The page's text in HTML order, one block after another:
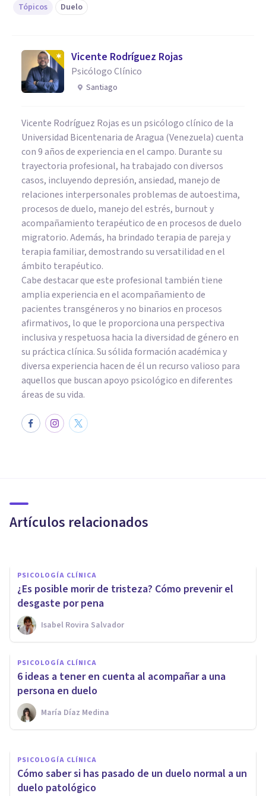
Tópicos Duelo
Vicente Rodríguez Rojas
Psicólogo Clínico
Santiago
Vicente Rodríguez Rojas es un psicólogo clínico de la
Universidad Bicentenaria de Aragua (Venezuela) cuenta
con 9 años de experiencia en el campo. Durante su
trayectoria profesional, ha trabajado con diversos
casos, incluyendo depresión, ansiedad, manejo de
relaciones interpersonales problemas de autoestima,
procesos de duelo, manejo del estrés, burnout y
acompañamiento terapéutico de en procesos de duelo
migratorio. Además, ha brindado terapia de pareja y
terapia familiar, demostrando su versatilidad en el
ámbito terapéutico.
Cabe destacar que este profesional también tiene
amplia experiencia en el acompañamiento de
pacientes transgéneros y no binarios en procesos
afirmativos, lo que le proporciona una perspectiva
inclusiva y respetuosa hacia la diversidad de género en
su práctica clínica. Su sólida formación académica y
diversa experiencia hacen de él un recurso valioso para
aquellos que buscan apoyo psicológico en diferentes
áreas de su vida.
Artículos relacionados
psicóloga
PSICOLOGÍA CLÍNICA
¿Es posible morir de tristeza? Cómo prevenir el
desgaste por pena
Isabel Rovira Salvador
PSICOLOGÍA CLÍNICA
6 ideas a tener en cuenta al acompañar a una
persona en duelo
María Díaz Medina
5 consejos para superar el
duelo por muerte perinatal
Ester Fernández
PSICOLOGÍA CLÍNICA
Cómo saber si has pasado de un duelo normal a un
duelo patológico